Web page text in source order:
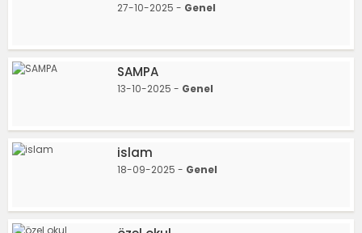
27-10-2025 - Genel
SAMPA
13-10-2025 - Genel
islam
18-09-2025 - Genel